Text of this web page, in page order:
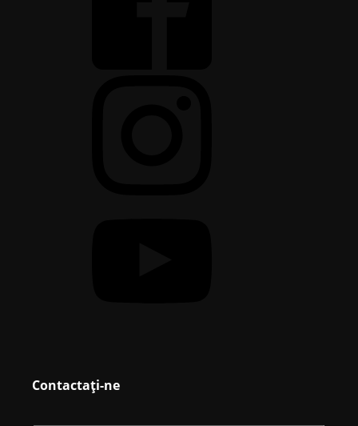
Contactați-ne